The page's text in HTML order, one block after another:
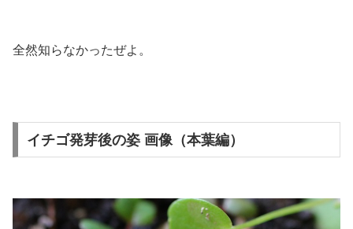
全然知らなかったぜよ。
イチゴ発芽後の姿 画像（本葉編）